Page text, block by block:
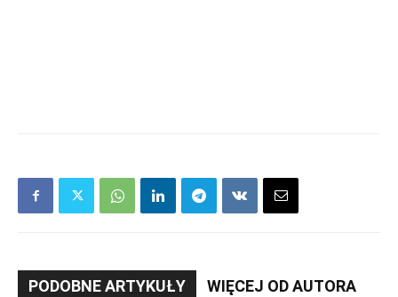
PODOBNE ARTYKUŁY WIĘCEJ OD AUTORA